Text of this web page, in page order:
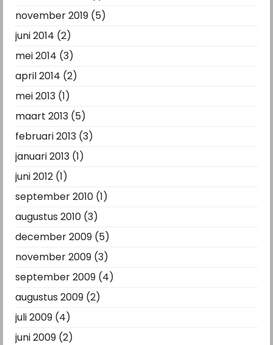
november 2019 (5)
juni 2014 (2)
mei 2014 (3)
april 2014 (2)
mei 2013 (1)
maart 2013 (5)
februari 2013 (3)
januari 2013 (1)
juni 2012 (1)
september 2010 (1)
augustus 2010 (3)
december 2009 (5)
november 2009 (3)
september 2009 (4)
augustus 2009 (2)
juli 2009 (4)
juni 2009 (2)